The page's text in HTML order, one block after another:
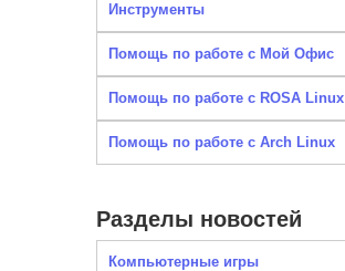
Инструменты
Помощь по работе с Мой Офис
Помощь по работе с ROSA Linux
Помощь по работе с Arch Linux
Разделы новостей
Компьютерные игры